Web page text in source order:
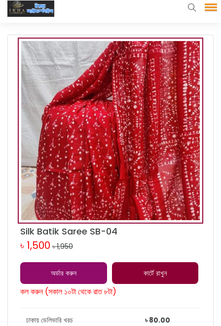
Silk Batik Saree SB-04
৳ 1,500 ৳ 1,950
অর্ডার করুন কার্টে রাখুন
কল করুন (সকাল ১০টা থেকে রাত ৮টা)
ঢাকায় ডেলিভারি খরচ ৳ 80.00